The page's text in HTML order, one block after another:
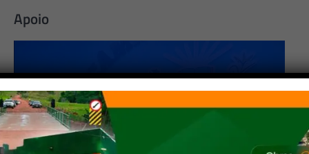
Apoio